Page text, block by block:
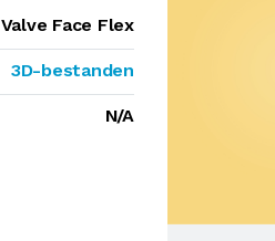
Valve Face Flex
3D-bestanden
N/A